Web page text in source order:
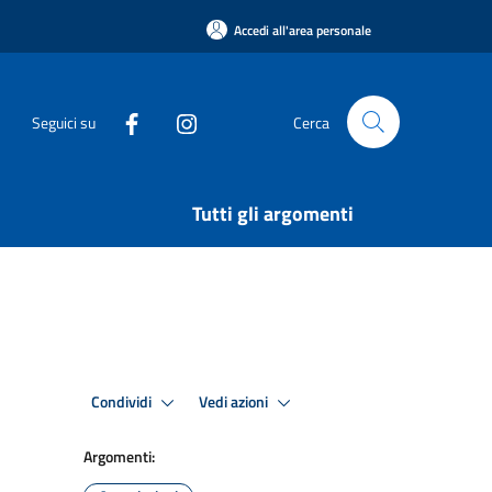
Accedi all'area personale
Seguici su Cerca
Tutti gli argomenti
Condividi Vedi azioni
Argomenti: